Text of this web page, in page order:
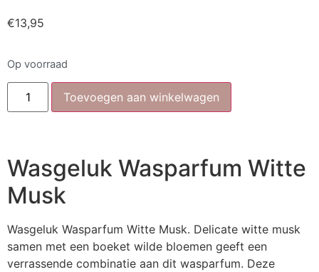
€13,95
Op voorraad
Toevoegen aan winkelwagen
Wasgeluk Wasparfum Witte
Musk
Wasgeluk Wasparfum Witte Musk. Delicate witte musk
samen met een boeket wilde bloemen geeft een
verrassende combinatie aan dit wasparfum. Deze